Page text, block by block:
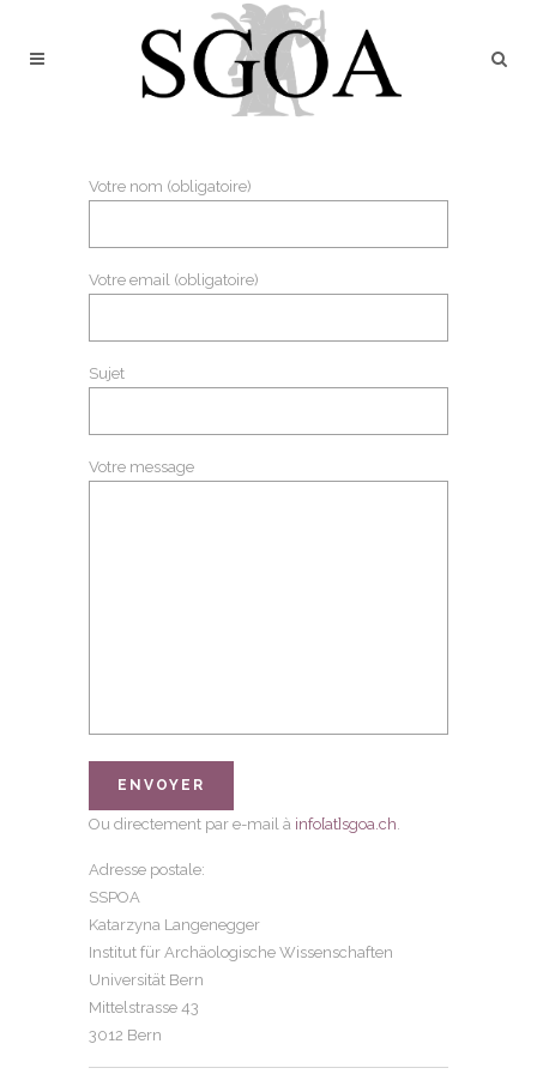
Votre nom (obligatoire)
Votre email (obligatoire)
Sujet
Votre message
Ou directement par e-mail à info[at]sgoa.ch.
Adresse postale:
SSPOA
Katarzyna Langenegger
Institut für Archäologische Wissenschaften
Universität Bern
Mittelstrasse 43
3012 Bern